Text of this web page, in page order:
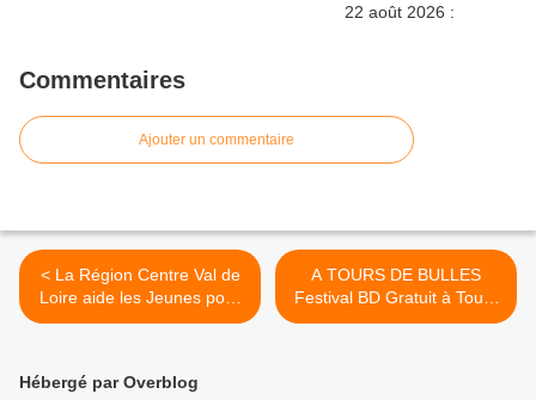
Commentaires
Ajouter un commentaire
< La Région Centre Val de
Loire aide les Jeunes pour
la rentrée 2015
A TOURS DE BULLES
Festival BD Gratuit à Tours
12 et 13 septembre >
Hébergé par Overblog